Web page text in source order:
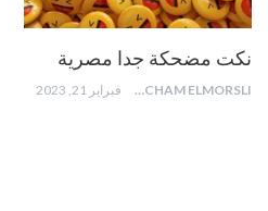
نكت مضحكة جدا مصرية
HICHAM ELMORSLI فبراير 21, 2023